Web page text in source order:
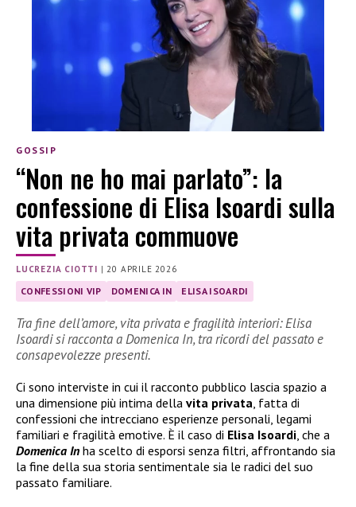
GOSSIP
“Non ne ho mai parlato”: la
confessione di Elisa Isoardi sulla
vita privata commuove
LUCREZIA CIOTTI |20 APRILE 2026
CONFESSIONI VIP DOMENICA IN ELISA ISOARDI
Tra fine dell’amore, vita privata e fragilità interiori: Elisa
Isoardi si racconta a Domenica In, tra ricordi del passato e
consapevolezze presenti.
Ci sono interviste in cui il racconto pubblico lascia spazio a
una dimensione più intima della vita privata , fatta di
confessioni che intrecciano esperienze personali, legami
familiari e fragilità emotive. È il caso di Elisa Isoardi , che a
Domenica In ha scelto di esporsi senza filtri, affrontando sia
la fine della sua storia sentimentale sia le radici del suo
passato familiare.